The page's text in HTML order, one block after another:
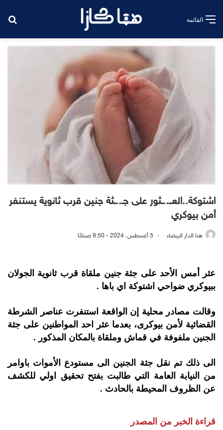
القائمة
اشتوكة..العــ..ـثور على جـ..ـثة جنين قرب ثانوية يستنفر
أمن بيوكري
هنا الدار البيضاء 5 أغسطس، 2024 - 9:50 صباحًا
عثر أمس الأحد على جثة جنين ملقاة قرب ثانوية الجولان
ببيوكري ضواحي اشتوكة اي باها .
وقالت مصادر محلية إن الواقعة استنفرت عناصر الشرطة
القضائية لأمن بيوكرى، بعدما عثر احد المواطنين على جثة
الجنين ملفوفة في قماش وملقاة بالمكان المذكور .
الى ذلك تم نقل جثة الجنين الى مستودع الأموات باوامر
من النيابة العامة التي طالبت بفتح تحقيق اولي للكشف
عن الظروف المحيطة بالحادث .
قراءة الخبر من المصدر